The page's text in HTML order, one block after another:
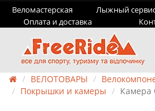
Веломастерская Лыжный
Оплата и доставка
ВЕЛОТОВАРЫ
Покрышки и камеры
Камера